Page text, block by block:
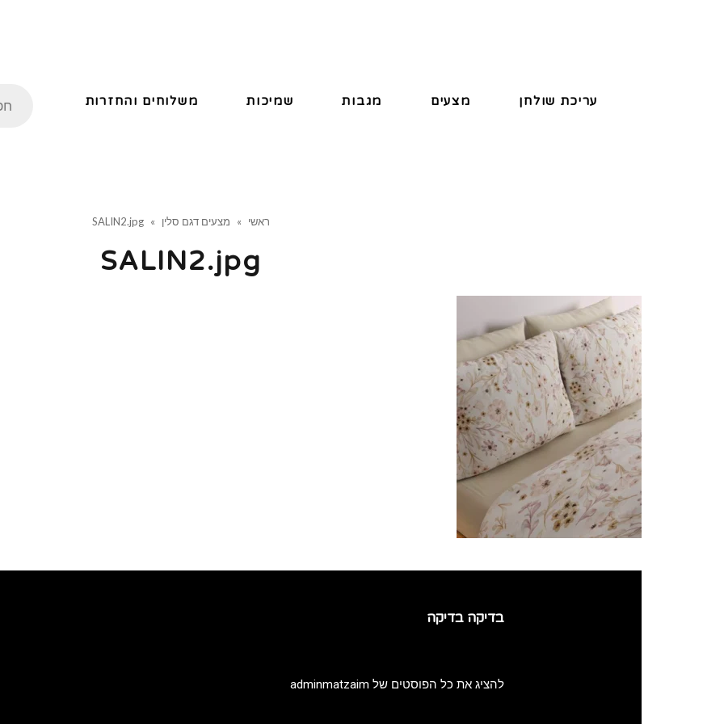
עריכת שולחן מצעים מגבות שמיכות משלוחים והחזרות
ראשי » מצעים דגם סלין »
SALIN2.jpg
SALIN2.jpg
בדיקה בדיקה
להציג את כל הפוסטים של adminmatzaim